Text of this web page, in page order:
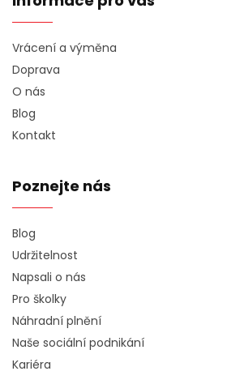
Vrácení a výměna
Doprava
O nás
Blog
Kontakt
Poznejte nás
Blog
Udržitelnost
Napsali o nás
Pro školky
Náhradní plnění
Naše sociální podnikání
Kariéra